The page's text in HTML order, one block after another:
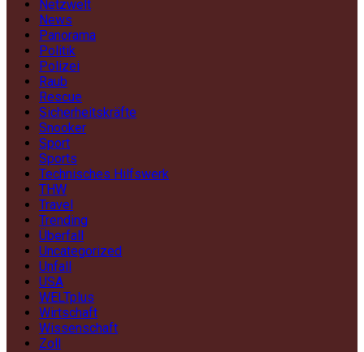
Netzwelt
News
Panorama
Politik
Polizei
Raub
Rescue
Sicherheitskräfte
Snooker
Sport
Sports
Technisches Hilfswerk
THW
Travel
Trending
Überfall
Uncategorized
Unfall
USA
WELTplus
Wirtschaft
Wissenschaft
Zoll